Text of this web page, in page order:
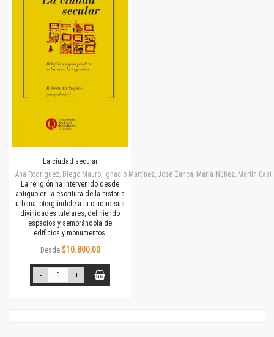
La ciudad secular
Ana Rodríguez, Diego Mauro, Ignacio Martínez, José Zanca, María Núñez, Martín
La religión ha intervenido desde
antiguo en la escritura de la historia
urbana, otorgándole a la ciudad sus
divinidades tutelares, definiendo
espacios y sembrándola de
edificios y monumentos.
Desde $10.800,00
- +